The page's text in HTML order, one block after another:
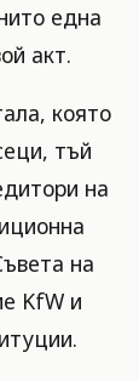
една
акт.
която
тъй
на
на
KfW и